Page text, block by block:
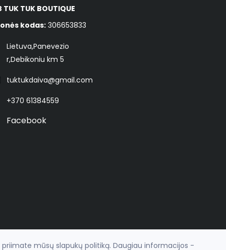
TUK TUK BOUTIQUE
kodas: 306653833
Lietuva,Panevezio
r,Debikoniu km 5
tuktukdaiva@gmail.com
+370 61384559
Facebook
mūsų slapukų politiką. Daugiau informacijos -